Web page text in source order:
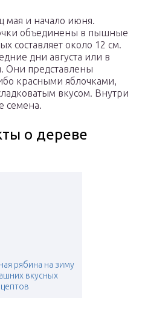
мая и начало июня.
объединены в пышные
составляет около 12 см.
дни августа или в
Они представлены
красными яблочками,
вкусом. Внутри
семена.
о дереве
рябина на зиму
вкусных